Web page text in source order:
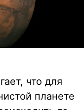
что для
планете